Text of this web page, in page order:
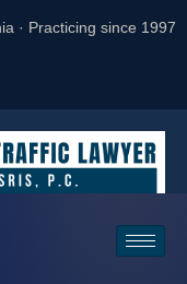
· Practicing since 1997